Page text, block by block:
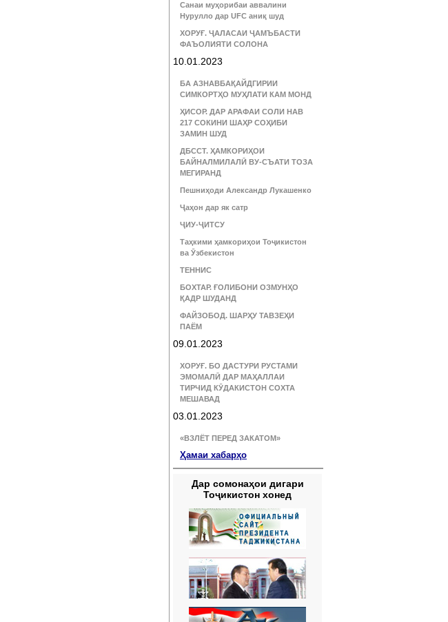
Санаи муҳорибаи аввалини
Нурулло дар UFC аниқ шуд
ХОРУҒ. ҶАЛАСАИ ҶАМЪБАСТИ
ФАЪОЛИЯТИ СОЛОНА
10.01.2023
БА АЗНАВБАҚАЙДГИРИИ
СИМКОРТҲО МУҲЛАТИ КАМ МОНД
ҲИСОР. ДАР АРАФАИ СОЛИ НАВ
217 СОКИНИ ШАҲР СОҲИБИ
ЗАМИН ШУД
ДБССТ. ҲАМКОРИҲОИ
БАЙНАЛМИЛАЛӢ ВУ-СЪАТИ ТОЗА
МЕГИРАНД
Пешниҳоди Александр Лукашенко
Ҷаҳон дар як сатр
ҶИУ-ҶИТСУ
Таҳкими ҳамкориҳои Тоҷикистон
ва Ӯзбекистон
ТЕННИС
БОХТАР. ҒОЛИБОНИ ОЗМУНҲО
ҚАДР ШУДАНД
ФАЙЗОБОД. ШАРҲУ ТАВЗЕҲИ
ПАЁМ
09.01.2023
ХОРУҒ. БО ДАСТУРИ РУСТАМИ
ЭМОМАЛӢ ДАР МАҲАЛЛАИ
ТИРЧИД КӮДАКИСТОН СОХТА
МЕШАВАД
03.01.2023
«ВЗЛЁТ ПЕРЕД ЗАКАТОМ»
Ҳамаи хабарҳо
Дар сомонаҳои дигари
Тоҷикистон хонед